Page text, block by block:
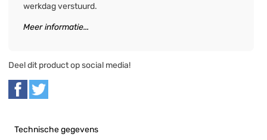
werkdag verstuurd.
Meer informatie...
Deel dit product op social media!
Technische gegevens